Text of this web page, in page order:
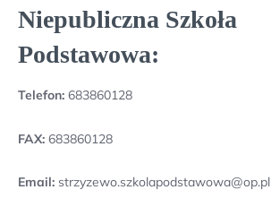
Niepubliczna Szkoła
Podstawowa:
Telefon: 683860128
FAX: 683860128
Email: strzyzewo.szkolapodstawowa@op.pl